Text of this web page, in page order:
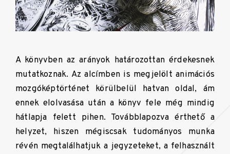
A könyvben az arányok határozottan érdekesnek
mutatkoznak. Az alcímben is megjelölt animációs
mozgóképtörténet körülbelül hatvan oldal, ám
ennek elolvasása után a könyv fele még mindig
hátlapja felett pihen. Továbblapozva érthető a
helyzet, hiszen mégiscsak tudományos munka
révén megtalálhatjuk a jegyzeteket, a felhasznált